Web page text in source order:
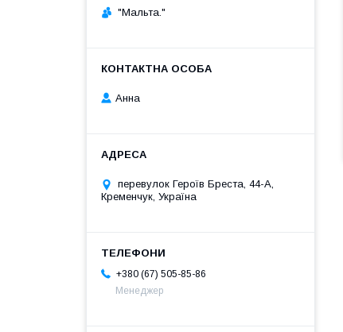
"Мальта."
Анна
перевулок Героїв Бреста, 44-А,
Кременчук, Україна
+380 (67) 505-85-86
Менеджер